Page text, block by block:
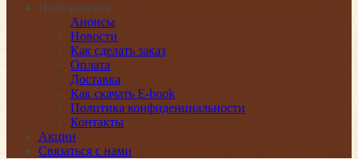
Информация
Анонсы
Новости
Как сделать заказ
Оплата
Доставка
Как скачать E-book
Политика конфиденциальности
Контакты
Акции
Связаться с нами